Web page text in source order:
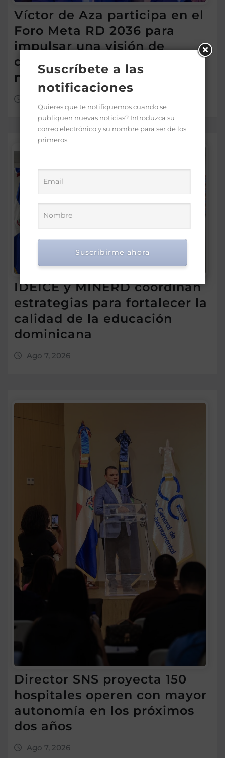
Víctor de Aza participa en el
Foro Meta RD 2036 para
impulsar una visión de
desarrollo y prosperidad
nacional
IDEICE y MINERD coordinan
estrategias para fortalecer la
calidad de la educación
dominicana
Ago 7, 2026
Director SNS proyecta 150
hospitales operen con mayor
autonomía en los próximos
dos años
Ago 7, 2026
Suscríbete a las
notificaciones
Quieres que te notifiquemos cuando se
publiquen nuevas noticias? Introduzca su
correo electrónico y su nombre para ser de los
primeros.
Suscribirme ahora